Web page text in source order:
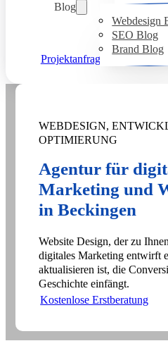
Blog
Webdesign
SEO Blog
Brand Blog
Projektanfrage
WEBDESIGN,
OPTIMIERUNG
Agentur für
Marketing und
in Beckingen
Website Design, der zu
digitales Marketing entwirft
aktualisieren ist, die
Geschichte einfängt.
Kostenlose Erstberatung